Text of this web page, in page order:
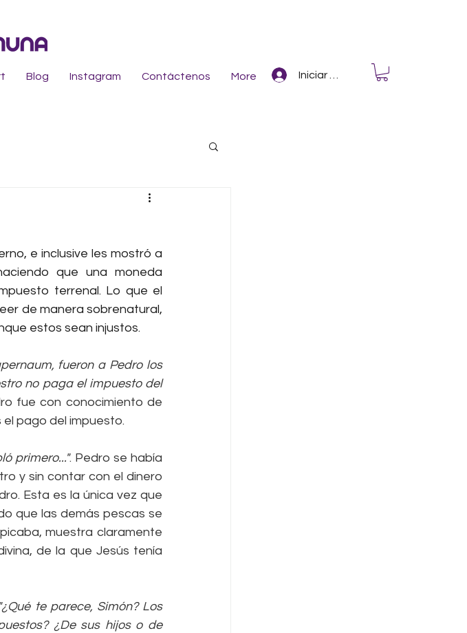
Blog Instagram Contáctenos More Iniciar Sesión
e inclusive les mostró a
que una moneda
terrenal. Lo que el
de manera sobrenatural,
estos sean injustos.
fueron a Pedro los
no paga el impuesto del
fue con conocimiento de
pago del impuesto.
primero...". Pedro se había
y sin contar con el dinero
Esta es la única vez que
que las demás pescas se
muestra claramente
de la que Jesús tenía
"¿Qué te parece, Simón? Los
¿De sus hijos o de